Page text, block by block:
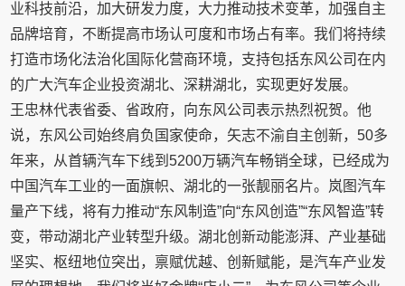
业科技前沿，加大研发力度，大力推动技术变革，加强自主
品牌培育，不断提高市场认可度和市场占有率。我们将持续
打造市场化法治化国际化营商环境，支持包括东风公司在内
的广大汽车企业投资湖北、深耕湖北，实现更好发展。
王忠林代表省委、省政府，向东风公司表示热烈祝贺。他
说，东风公司始终肩负国家使命，矢志不渝自主创新，50多
年来，从首辆汽车下线到5200万辆汽车畅销全球，已经成为
中国汽车工业的一面旗帜、湖北的一张靓丽名片。岚图汽车
量产下线，将有力推动“东风制造”向“东风创造”“东风智造”转
变，带动湖北产业转型升级。湖北创新动能澎湃、产业基础
坚实、枢纽地位突出，禀赋优越、创新赋能，是汽车产业发